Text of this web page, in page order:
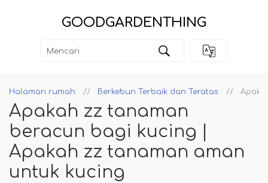
GOODGARDENTHING
Halaman rumah Berkebun Terbaik dan Teratas
Apakah zz tanaman
beracun bagi kucing |
Apakah zz tanaman aman
untuk kucing